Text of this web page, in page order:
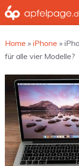
Zum
Inhalt
Home » iPhone »
für alle vier Modelle?